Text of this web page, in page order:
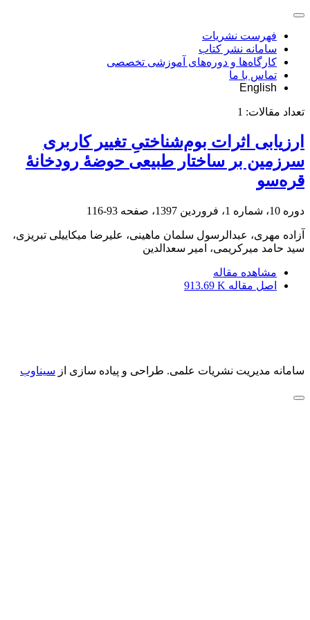
فهرست نشریات
سامانه نشر کتاب
کارگاه‌ها و دوره‌های آموزشی تخصصی
تماس با ما
English
تعداد مقالات: 1
ارزیابی اثرات بوم‌‌شناختیِ تغییر کاربری
سرزمین بر ساختار طبیعی حوضۀ رودخانۀ
قره‌‌سو
دوره 10، شماره 1، فروردین 1397، صفحه 93-116
آزاده مهری، عبدالرسول سلمان ماهینی، علیرضا میکاییلی تبریزی،
سید حامد میرکریمی، امیر سعدالدین
مشاهده مقاله
اصل مقاله 913.69 K
سامانه مدیریت نشریات علمی. طراحی و پیاده سازی از سیناوب